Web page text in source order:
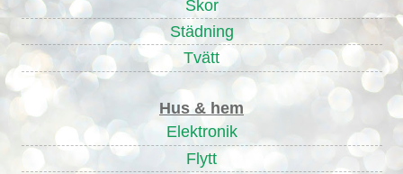
Skor
Städning
Tvätt
Hus & hem
Elektronik
Flytt